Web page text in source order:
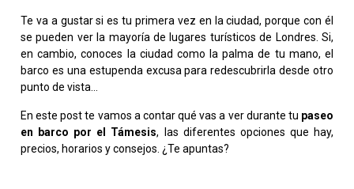
Te va a gustar si es tu primera vez en la ciudad, porque con él
se pueden ver la mayoría de lugares turísticos de Londres. Si,
en cambio, conoces la ciudad como la palma de tu mano, el
barco es una estupenda excusa para redescubrirla desde otro
punto de vista…
En este post te vamos a contar qué vas a ver durante tu paseo
en barco por el Támesis, las diferentes opciones que hay,
precios, horarios y consejos. ¿Te apuntas?